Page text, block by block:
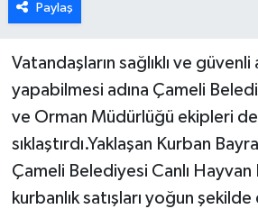
Paylaş
Vatandaşların sağlıklı ve güvenli
yapabilmesi adına Çameli
ve Orman Müdürlüğü ekipleri
sıklaştırdı.Yaklaşan Kurban
Çameli Belediyesi Canlı Hayvan
kurbanlık satışları yoğun